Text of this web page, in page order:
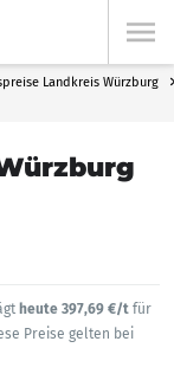
Landkreis Würzburg
heute 397,69 €/t für
Preise gelten bei